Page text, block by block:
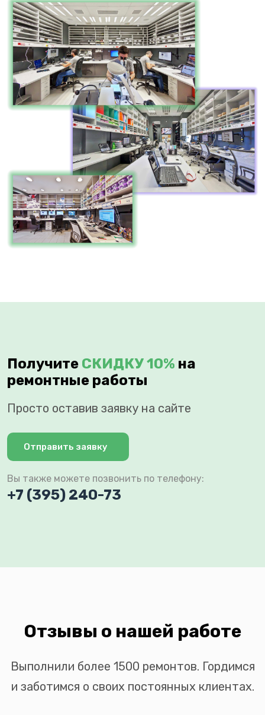
Получите СКИДКУ 10% на
ремонтные работы
Просто оставив заявку на сайте
Отправить заявку
Вы также можете позвонить по телефону:
+7 (395) 240-73
Отзывы о нашей работе
Выполнили более 1500 ремонтов. Гордимся
и заботимся о своих постоянных клиентах.